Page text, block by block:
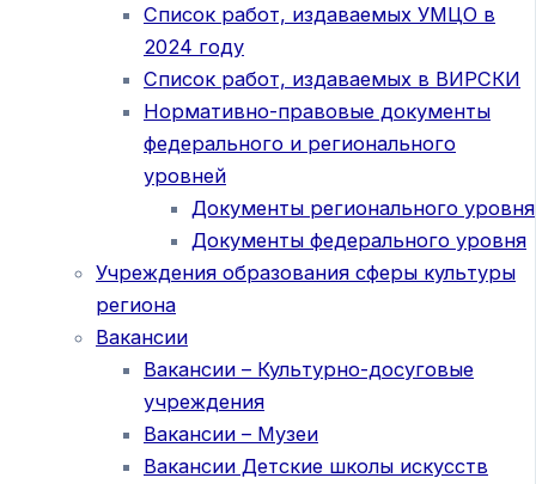
Список работ, издаваемых УМЦО в
2024 году
Список работ, издаваемых в ВИРСКИ
Нормативно-правовые документы
федерального и регионального
уровней
Документы регионального уровня
Документы федерального уровня
Учреждения образования сферы культуры
региона
Вакансии
Вакансии – Культурно-досуговые
учреждения
Вакансии – Музеи
Вакансии Детские школы искусств